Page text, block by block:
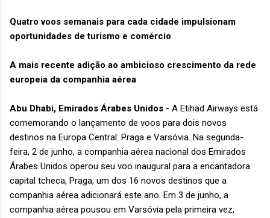
Quatro voos semanais para cada cidade impulsionam
oportunidades de turismo e comércio
A mais recente adição ao ambicioso crescimento da rede
europeia da companhia aérea
Abu Dhabi, Emirados Árabes Unidos - A Etihad Airways está
comemorando o lançamento de voos para dois novos
destinos na Europa Central: Praga e Varsóvia. Na segunda-
feira, 2 de junho, a companhia aérea nacional dos Emirados
Árabes Unidos operou seu voo inaugural para a encantadora
capital tcheca, Praga, um dos 16 novos destinos que a
companhia aérea adicionará este ano. Em 3 de junho, a
companhia aérea pousou em Varsóvia pela primeira vez,